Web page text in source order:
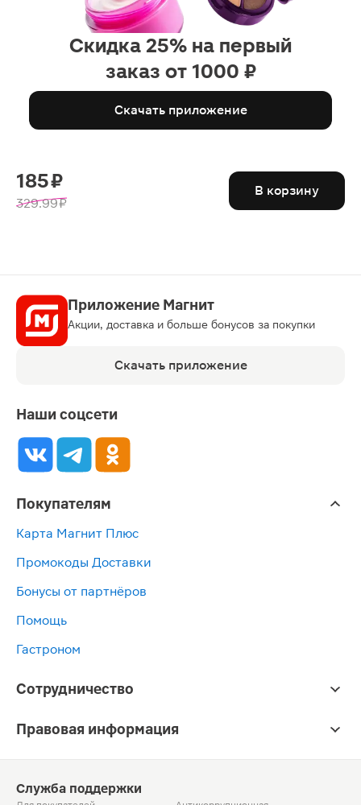
Скидка 25% на первый
заказ от 1000 ₽
Скачать приложение
185 ₽
329.99 ₽
В корзину
Приложение Магнит
Акции, доставка и больше бонусов за покупки
Скачать приложение
Наши соцсети
Покупателям
Карта Магнит Плюс
Промокоды Доставки
Бонусы от партнёров
Помощь
Гастроном
Сотрудничество
Правовая информация
Служба поддержки